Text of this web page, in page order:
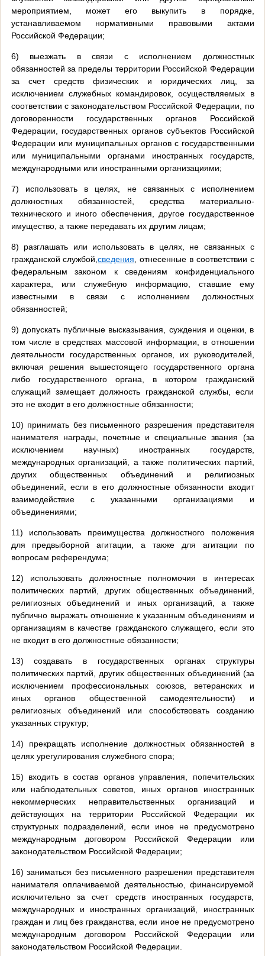
мероприятием, может его выкупить в порядке,
устанавливаемом нормативными правовыми актами
Российской Федерации;
6) выезжать в связи с исполнением должностных
обязанностей за пределы территории Российской Федерации
за счет средств физических и юридических лиц, за
исключением служебных командировок, осуществляемых в
соответствии с законодательством Российской Федерации, по
договоренности государственных органов Российской
Федерации, государственных органов субъектов Российской
Федерации или муниципальных органов с государственными
или муниципальными органами иностранных государств,
международными или иностранными организациями;
7) использовать в целях, не связанных с исполнением
должностных обязанностей, средства материально-
технического и иного обеспечения, другое государственное
имущество, а также передавать их другим лицам;
8) разглашать или использовать в целях, не связанных с
гражданской службой,сведения , отнесенные в соответствии с
федеральным законом к сведениям конфиденциального
характера, или служебную информацию, ставшие ему
известными в связи с исполнением должностных
обязанностей;
9) допускать публичные высказывания, суждения и оценки, в
том числе в средствах массовой информации, в отношении
деятельности государственных органов, их руководителей,
включая решения вышестоящего государственного органа
либо государственного органа, в котором гражданский
служащий замещает должность гражданской службы, если
это не входит в его должностные обязанности;
10) принимать без письменного разрешения представителя
нанимателя награды, почетные и специальные звания (за
исключением научных) иностранных государств,
международных организаций, а также политических партий,
других общественных объединений и религиозных
объединений, если в его должностные обязанности входит
взаимодействие с указанными организациями и
объединениями;
11) использовать преимущества должностного положения
для предвыборной агитации, а также для агитации по
вопросам референдума;
12) использовать должностные полномочия в интересах
политических партий, других общественных объединений,
религиозных объединений и иных организаций, а также
публично выражать отношение к указанным объединениям и
организациям в качестве гражданского служащего, если это
не входит в его должностные обязанности;
13) создавать в государственных органах структуры
политических партий, других общественных объединений (за
исключением профессиональных союзов, ветеранских и
иных органов общественной самодеятельности) и
религиозных объединений или способствовать созданию
указанных структур;
14) прекращать исполнение должностных обязанностей в
целях урегулирования служебного спора;
15) входить в состав органов управления, попечительских
или наблюдательных советов, иных органов иностранных
некоммерческих неправительственных организаций и
действующих на территории Российской Федерации их
структурных подразделений, если иное не предусмотрено
международным договором Российской Федерации или
законодательством Российской Федерации;
16) заниматься без письменного разрешения представителя
нанимателя оплачиваемой деятельностью, финансируемой
исключительно за счет средств иностранных государств,
международных и иностранных организаций, иностранных
граждан и лиц без гражданства, если иное не предусмотрено
международным договором Российской Федерации или
законодательством Российской Федерации.